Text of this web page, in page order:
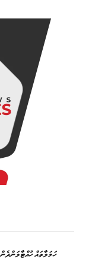
ހަމަލާތައް